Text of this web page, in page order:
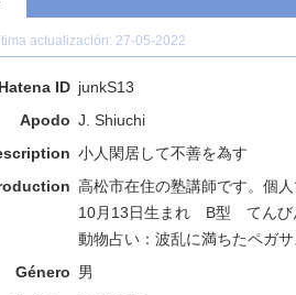
actualización: 27-05-2022
Hatena ID junkS13
Apodo J. Shiuchi
小人閑居して不善を為す
高松市在住の塾講師です。個
10月13日生まれ B型 てんび
動物占い：波乱に満ちたペガサ
Género 男